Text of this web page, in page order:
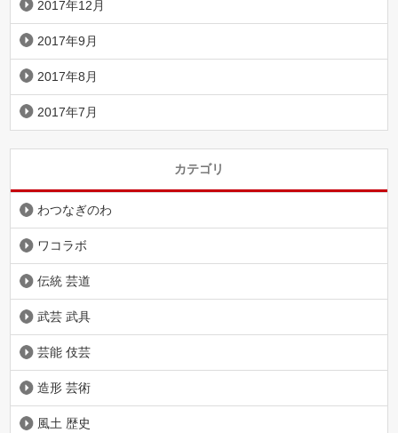
2017年12月
2017年9月
2017年8月
2017年7月
カテゴリ
わつなぎのわ
ワコラボ
伝統 芸道
武芸 武具
芸能 伎芸
造形 芸術
風土 歴史